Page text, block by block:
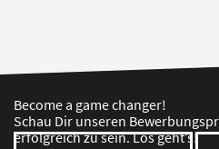
Become a game changer!
Schau Dir unseren
erfolgreich zu sein. Los geht’s!